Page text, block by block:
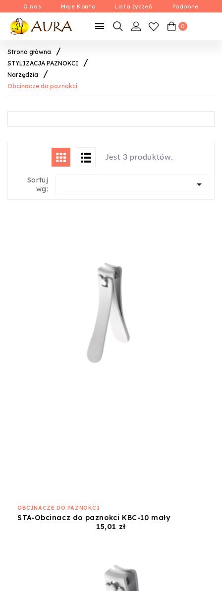
O nas Moje Konto Lista życzeń Podobne
 0
Strona główna
STYLIZACJA PAZNOKCI
Narzędzia
Obcinacze do paznokci
Jest 3 produktów.
Sortuj
wg:

OBCINACZE DO PAZNOKCI
STA-Obcinacz do paznokci KBC-10 mały
15,01 złCena